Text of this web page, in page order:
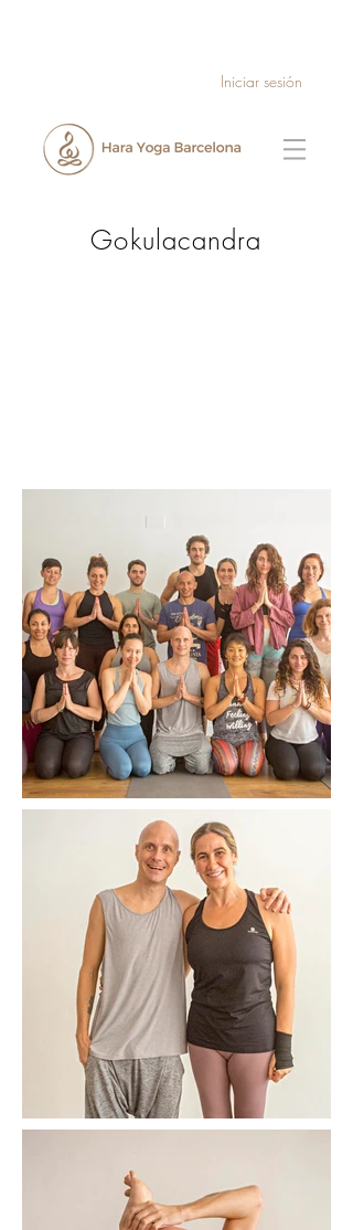
Iniciar sesión
Gokulacandra